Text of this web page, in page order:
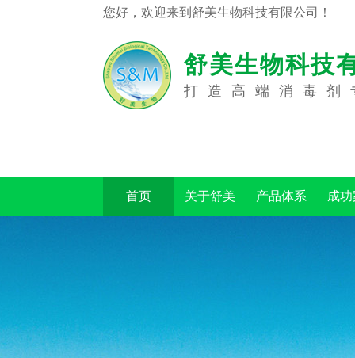
您好，欢迎来到舒美生物科技有限公司！
舒美生物科技
打造高端消毒剂
首页 关于舒美 产品体系 成